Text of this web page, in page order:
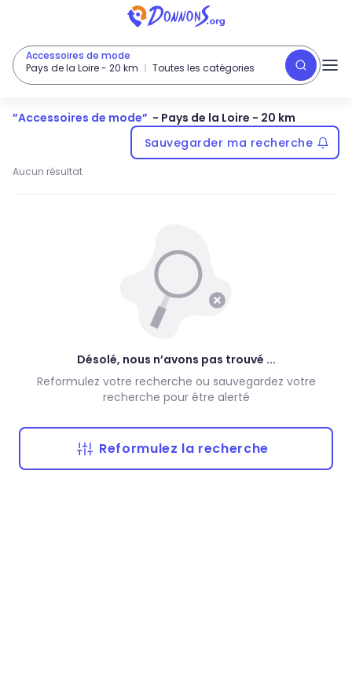
Accessoires de mode
Pays de la Loire- 20 km Toutes les catégories
”Accessoires de mode” - Pays de la Loire - 20 km
Sauvegarder ma recherche
Aucun résultat
Désolé, nous n’avons pas trouvé ...
Reformulez votre recherche ou sauvegardez votre
recherche pour être alerté
Reformulez la recherche